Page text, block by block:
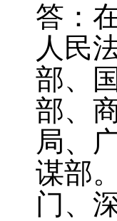
答：
人民
部、
部、
局、
谋部
门、